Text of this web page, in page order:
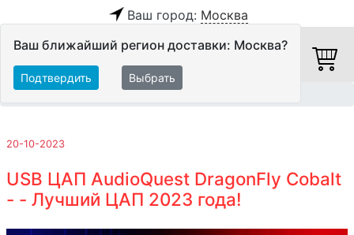
Ваш город: Москва
Ваш ближайший регион доставки: Москва?
Подтвердить Выбрать
20-10-2023
USB ЦАП AudioQuest DragonFly Cobalt
- - Лучший ЦАП 2023 года!